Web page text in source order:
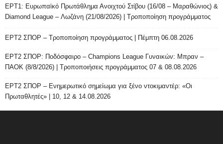
ΕΡΤ1: Ευρωπαϊκό Πρωτάθλημα Ανοιχτού Στίβου (16/08 – Μαραθώνιος) &
Diamond League – Λωζάνη (21/08/2026) | Τροποποίηση προγράμματος
ΕΡΤ2 ΣΠΟΡ – Τροποποίηση προγράμματος | Πέμπτη 06.08.2026
ΕΡΤ2 ΣΠΟΡ: Ποδόσφαιρο – Champions League Γυναικών: Μπραν –
ΠΑΟΚ (8/8/2026) | Τροποποιήσεις προγράμματος 07 & 08.08.2026
ΕΡΤ2 ΣΠΟΡ – Ενημερωτικό σημείωμα για ξένο ντοκιμαντέρ: «Οι
Πρωταθλητές» | 10, 12 & 14.08.2026